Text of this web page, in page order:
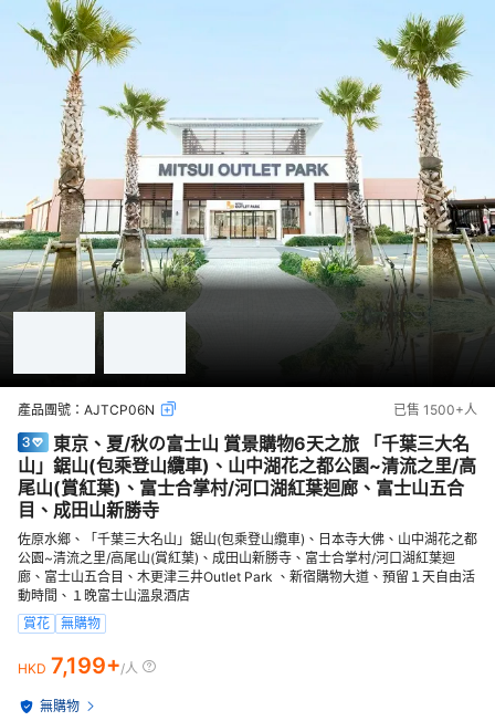
產品團號： AJTCP06N 已售 1500+人
東京、夏/秋の富士山 賞景購物6天之旅 「千葉三大名
山」鋸山(包乘登山纜車)、山中湖花之都公園~清流之里/高
尾山(賞紅葉)、富士合掌村/河口湖紅葉迴廊、富士山五合
目、成田山新勝寺
佐原水鄉、「千葉三大名山」鋸山(包乘登山纜車)、日本寺大佛、山中湖花之都
公園~清流之里/高尾山(賞紅葉)、成田山新勝寺、富士合掌村/河口湖紅葉迴
廊、富士山五合目、木更津三井Outlet Park 、新宿購物大道、預留１天自由活
動時間、１晚富士山溫泉酒店
賞花
無購物
HKD 7,199+/人
無購物